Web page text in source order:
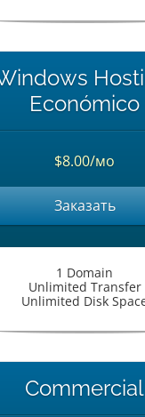
Económico
$8.00/мо
Заказать
1 Domain
Unlimited Transfer
Unlimited Disk
Commercial